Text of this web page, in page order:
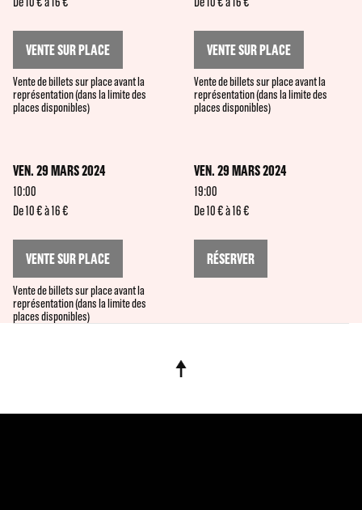
VENTE SUR PLACE
Vente de billets sur place avant la
représentation (dans la limite des
places disponibles)
VENTE SUR PLACE
Vente de billets sur place avant la
représentation (dans la limite des
places disponibles)
VEN. 29 MARS 2024
10:00
De 10 € à 16 €
VENTE SUR PLACE
Vente de billets sur place avant la
représentation (dans la limite des
places disponibles)
VEN. 29 MARS 2024
19:00
De 10 € à 16 €
RÉSERVER